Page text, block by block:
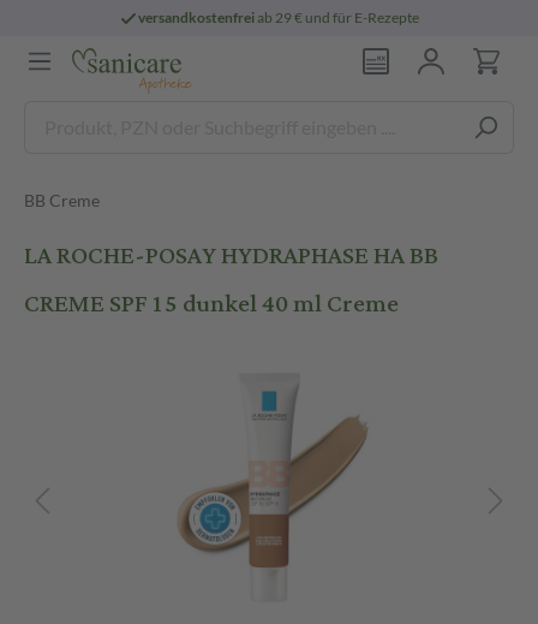
versandkostenfreiab 29 € und für E-Rezepte
BB Creme
LA ROCHE-POSAY HYDRAPHASE HA BB
CREME SPF 15 dunkel 40 ml Creme